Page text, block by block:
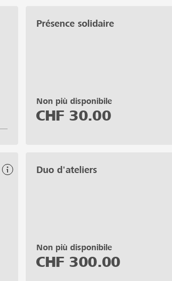
Présence solidaire
Non più disponibile
CHF 30.00
Duo d'ateliers
Non più disponibile
CHF 300.00